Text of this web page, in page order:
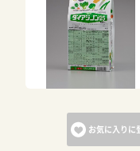
お気に入りに